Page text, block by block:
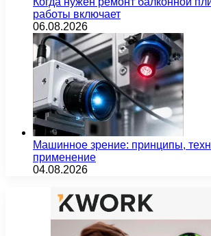
работы включает
06.08.2026
Машинное зрение: принципы,
применение
04.08.2026